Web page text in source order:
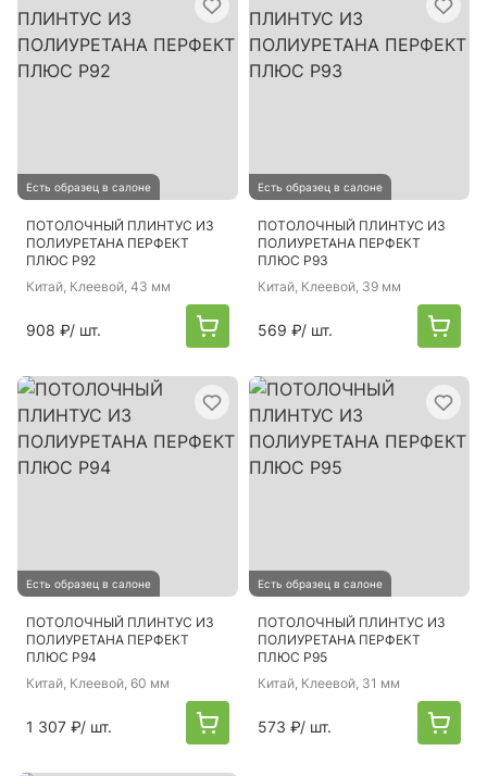
Есть образец в салоне
ПОТОЛОЧНЫЙ ПЛИНТУС ИЗ
ПОЛИУРЕТАНА ПЕРФЕКТ
ПЛЮС P92
Китай, Клеевой, 43 мм
908 ₽/ шт.
Есть образец в салоне
ПОТОЛОЧНЫЙ ПЛИНТУС ИЗ
ПОЛИУРЕТАНА ПЕРФЕКТ
ПЛЮС P93
Китай, Клеевой, 39 мм
569 ₽/ шт.
Есть образец в салоне
ПОТОЛОЧНЫЙ ПЛИНТУС ИЗ
ПОЛИУРЕТАНА ПЕРФЕКТ
ПЛЮС P94
Китай, Клеевой, 60 мм
1 307 ₽/ шт.
Есть образец в салоне
ПОТОЛОЧНЫЙ ПЛИНТУС ИЗ
ПОЛИУРЕТАНА ПЕРФЕКТ
ПЛЮС P95
Китай, Клеевой, 31 мм
573 ₽/ шт.